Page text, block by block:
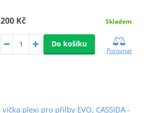
200 Kč Skladem
Do košíku
Porovnat
víčka plexi pro přilby EVO, CASSIDA -